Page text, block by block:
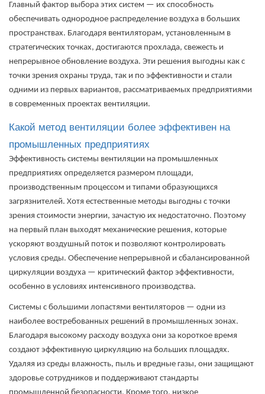
Главный фактор выбора этих систем — их способность
обеспечивать однородное распределение воздуха в больших
пространствах. Благодаря вентиляторам, установленным в
стратегических точках, достигаются прохлада, свежесть и
непрерывное обновление воздуха. Эти решения выгодны как с
точки зрения охраны труда, так и по эффективности и стали
одними из первых вариантов, рассматриваемых предприятиями
в современных проектах вентиляции.
Какой метод вентиляции более эффективен на
промышленных предприятиях
Эффективность системы вентиляции на промышленных
предприятиях определяется размером площади,
производственным процессом и типами образующихся
загрязнителей. Хотя естественные методы выгодны с точки
зрения стоимости энергии, зачастую их недостаточно. Поэтому
на первый план выходят механические решения, которые
ускоряют воздушный поток и позволяют контролировать
условия среды. Обеспечение непрерывной и сбалансированной
циркуляции воздуха — критический фактор эффективности,
особенно в условиях интенсивного производства.
Системы с большими лопастями вентиляторов — одни из
наиболее востребованных решений в промышленных зонах.
Благодаря высокому расходу воздуха они за короткое время
создают эффективную циркуляцию на больших площадях.
Удаляя из среды влажность, пыль и вредные газы, они защищают
здоровье сотрудников и поддерживают стандарты